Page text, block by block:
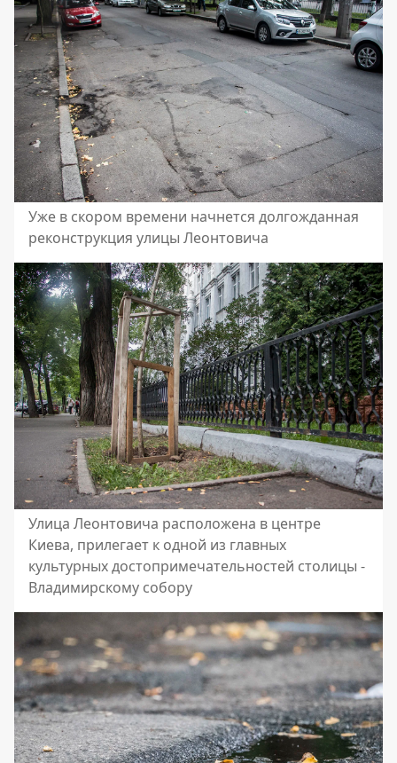
Уже в скором времени начнется долгожданная
реконструкция улицы Леонтовича
Улица Леонтовича расположена в центре
Киева, прилегает к одной из главных
культурных достопримечательностей столицы -
Владимирскому собору